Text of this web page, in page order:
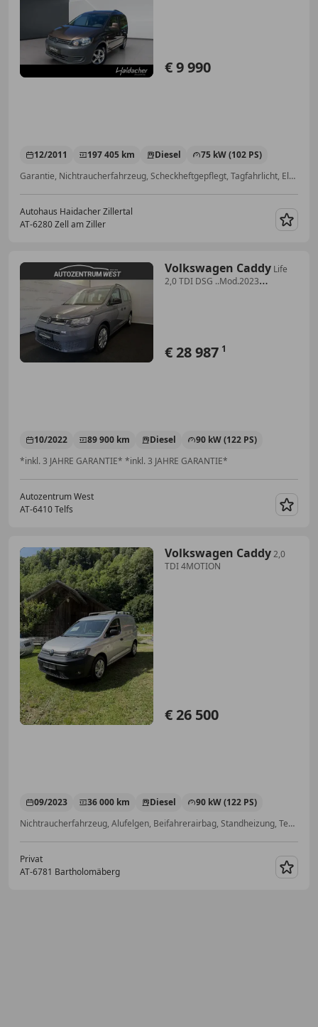
€ 9 990
12/2011 197 405 km Diesel
75 kW (102 PS)
Garantie, Nichtraucherfahrzeug, Scheckheftgepflegt, Tagfahrlicht, Elektrische Fensterheber, Pannenkit, ABS, Radio
Autohaus Haidacher Zillertal
AT-6280 Zell am Ziller
Volkswagen Caddy Life
2,0 TDI DSG ..Mod.2023
€ 28 987 1
10/2022 89 900 km Diesel
90 kW (122 PS)
*inkl. 3 JAHRE GARANTIE* *inkl. 3 JAHRE GARANTIE*
Autozentrum West
AT-6410 Telfs
Volkswagen Caddy2,0
TDI 4MOTION
€ 26 500
09/2023 36 000 km Diesel
90 kW (122 PS)
Nichtraucherfahrzeug, Alufelgen, Beifahrerairbag, Standheizung, Tempomat, Scheckheftgepflegt, Reifendruckkontrollsystem, Getönte Scheiben
Privat
AT-6781 Bartholomäberg